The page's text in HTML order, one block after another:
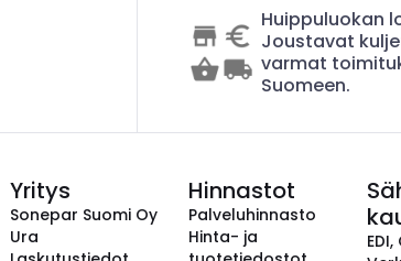
Huippuluokan
Joustavat
varmat
Suomeen.
Yritys
Sonepar Suomi Oy
Ura
Hinnastot
Palveluhinnasto
Hinta- ja
EDI,